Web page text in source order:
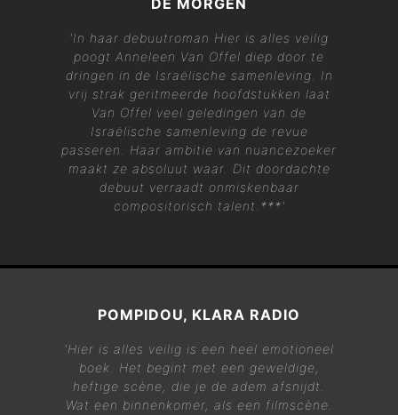
DE MORGEN
'In haar debuutroman Hier is alles veilig
poogt Anneleen Van Offel diep door te
dringen in de Israëlische samenleving. In
vrij strak geritmeerde hoofdstukken laat
Van Offel veel geledingen van de
Israëlische samenleving de revue
passeren. Haar ambitie van nuancezoeker
maakt ze absoluut waar. Dit doordachte
debuut verraadt onmiskenbaar
compositorisch talent.***'
POMPIDOU, KLARA RADIO
'Hier is alles veilig is een heel emotioneel
boek. Het begint met een geweldige,
heftige scène, die je de adem afsnijdt.
Wat een binnenkomer, als een filmscène.